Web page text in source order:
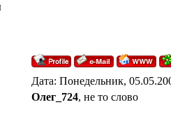
Дата: Понедельник,
Олег_724, не то слово